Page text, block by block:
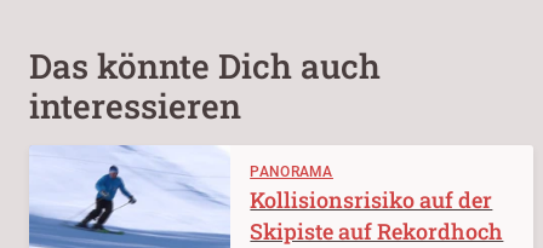
Das könnte Dich auch
interessieren
PANORAMA
Kollisionsrisiko auf der
Skipiste auf Rekordhoch